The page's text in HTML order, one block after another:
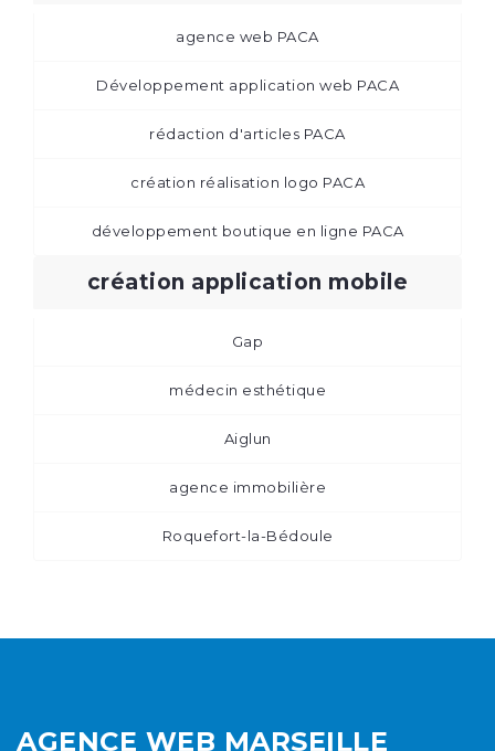
agence web PACA
Développement application web PACA
rédaction d'articles PACA
création réalisation logo PACA
développement boutique en ligne PACA
création application mobile
Gap
médecin esthétique
Aiglun
agence immobilière
Roquefort-la-Bédoule
AGENCE WEB MARSEILLE